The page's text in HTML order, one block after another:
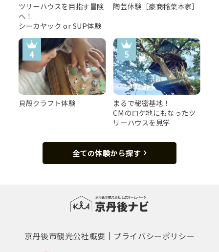
ツリーハウスを目指す冒険
へ！
シーカヤック or SUP体験
陶芸体験［豪商稲葉本家］
貝殻クラフト体験
まるで秘密基地！
CMのロケ地にもなったツ
リーハウスを見学
全ての体験から探す
京丹後市観光公社概要
プライバシーポリシー